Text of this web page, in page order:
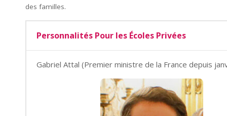
des familles.
Personnalités Pour les Écoles Privées
Gabriel Attal (Premier ministre de la France depuis